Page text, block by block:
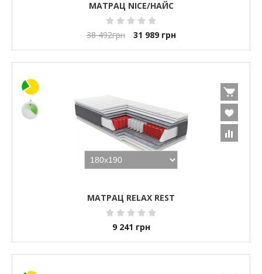
МАТРАЦ NICE/НАЙС
38 492грн 31 989 грн
МАТРАЦ RELAX REST
9 241 грн